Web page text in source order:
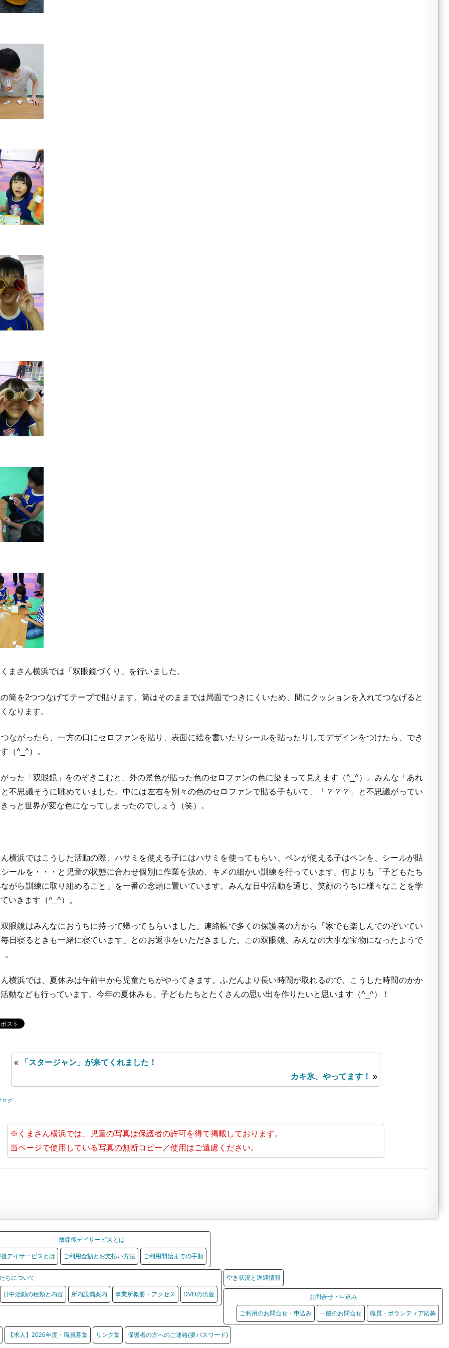
さん横浜では「双眼鏡づくり」を行いました。
を2つつなげてテープで貼ります。筒はそのままでは局面でつきにくいため、間にクッションを入れてつなげると
なります。
がったら、一方の口にセロファンを貼り、表面に絵を書いたりシールを貼ったりしてデザインをつけたら、でき
（^_^）。
た「双眼鏡」をのぞきこむと、外の景色が貼った色のセロファンの色に染まって見えます（^_^）。みんな「あれ
不思議そうに眺めていました。中には左右を別々の色のセロファンで貼る子もいて、「？？？」と不思議がってい
っと世界が変な色になってしまったのでしょう（笑）。
浜ではこうした活動の際、ハサミを使える子にはハサミを使ってもらい、ペンが使える子はペンを、シールが貼
ールを・・・と児童の状態に合わせ個別に作業を決め、キメの細かい訓練を行っています。何よりも「子どもたち
がら訓練に取り組めること」を一番の念頭に置いています。みんな日中活動を通じ、笑顔のうちに様々なことを学
いきます（^_^）。
鏡はみんなにおうちに持って帰ってもらいました。連絡帳で多くの保護者の方から「家でも楽しんでのぞいてい
日寝るときも一緒に寝ています」とのお返事をいただきました。この双眼鏡、みんなの大事な宝物になったようで
。
浜では、夏休みは午前中から児童たちがやってきます。ふだんより長い時間が取れるので、こうした時間のかか
動なども行っています。今年の夏休みも、子どもたちとたくさんの思い出を作りたいと思います（^_^）！
«
「スタージャン」が来てくれました！
カキ氷、やってます！ »
ログ
※くまさん横浜では、児童の写真は保護者の許可を得て掲載しております。
当ページで使用している写真の無断コピー／使用はご遠慮ください。
放課後デイサービスとは
デイサービスとは ご利用金額とお支払い方法 ご利用開始までの手順
ちについて
日中活動の種類と内容 所内設備案内 事業所概要・アクセス DVDの出版
空き状況と送迎情報
お問合せ・申込み
ご利用のお問合せ・申込み 一般のお問合せ 職員・ボランティア応募
【求人】2026年度・職員募集 リンク集 保護者の方へのご連絡(要パスワード)